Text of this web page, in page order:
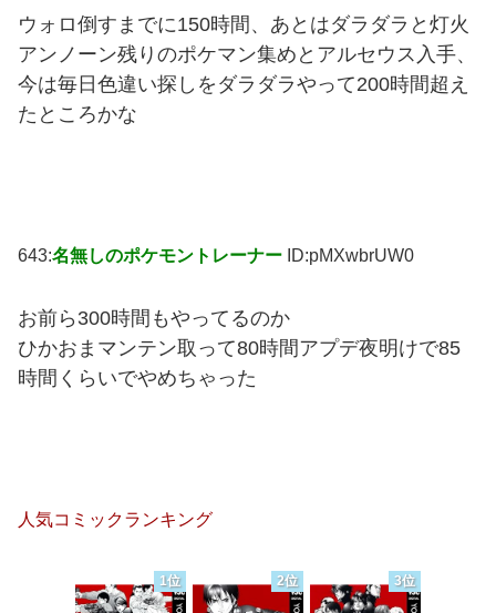
ウォロ倒すまでに150時間、あとはダラダラと灯火
アンノーン残りのポケマン集めとアルセウス入手、
今は毎日色違い探しをダラダラやって200時間超え
たところかな
643:名無しのポケモントレーナー ID:pMXwbrUW0
お前ら300時間もやってるのか
ひかおまマンテン取って80時間アプデ夜明けで85
時間くらいでやめちゃった
人気コミックランキング
1位 2位 3位